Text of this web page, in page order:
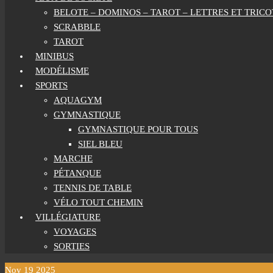
BELOTE – DOMINOS – TAROT – LETTRES ET
SCRABBLE
TAROT
MINIBUS
MODÉLISME
SPORTS
AQUAGYM
GYMNASTIQUE
GYMNASTIQUE POUR TOUS
SIEL BLEU
MARCHE
PÉTANQUE
TENNIS DE TABLE
VÉLO TOUT CHEMIN
VILLÉGIATURE
VOYAGES
SORTIES
Nov 19 2025